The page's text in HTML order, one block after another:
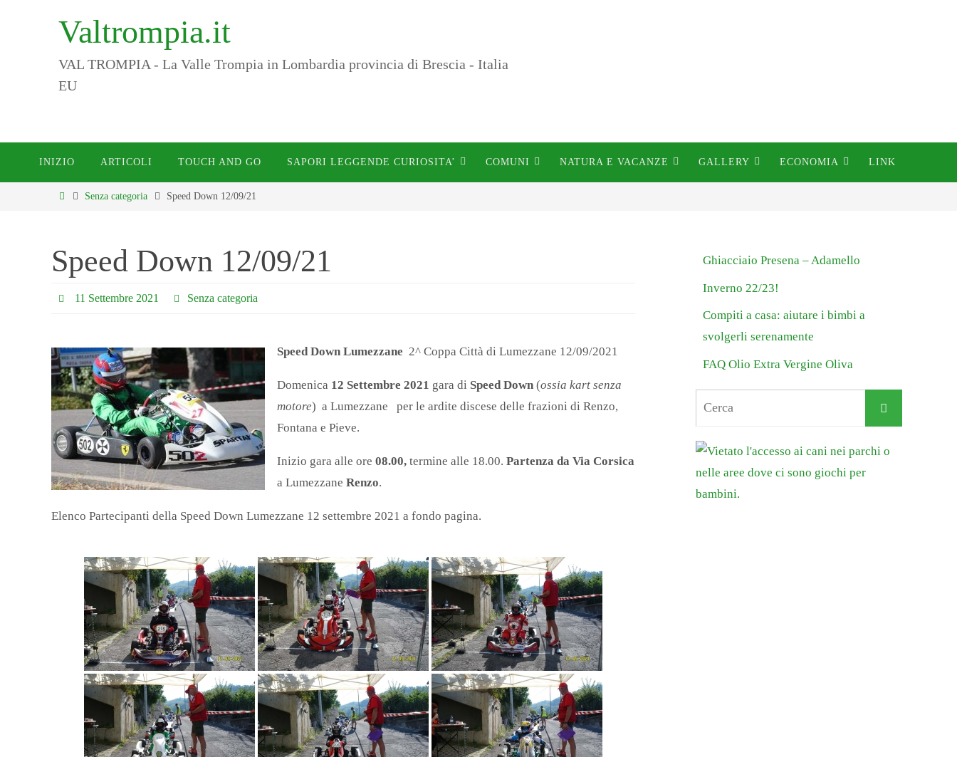
Valtrompia.it
VAL TROMPIA - La Valle Trompia in Lombardia provincia di Brescia - Italia
EU
INIZIO ARTICOLI TOUCH AND GO SAPORI LEGGENDE CURIOSITA’ COMUNI NATURA E VACANZE GALLERY ECONOMIA LINK
HomeSenza categoria Speed Down 12/09/21
Speed Down 12/09/21
11 Settembre 2021 Senza categoria
Speed Down Lumezzane 2^ Coppa Città di Lumezzane 12/09/2021
Domenica 12 Settembre 2021 gara di Speed Down (ossia kart senza
motore) a Lumezzane per le ardite discese delle frazioni di Renzo,
Fontana e Pieve.
Inizio gara alle ore 08.00, termine alle 18.00. Partenza da Via Corsica
a Lumezzane Renzo.
Elenco Partecipanti della Speed Down Lumezzane 12 settembre 2021 a fondo pagina.
Ghiacciaio Presena – Adamello
Inverno 22/23!
Compiti a casa: aiutare i bimbi a
svolgerli serenamente
FAQ Olio Extra Vergine Oliva
Cerca